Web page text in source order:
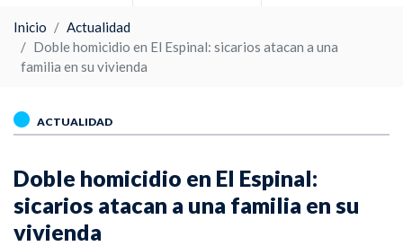
Inicio
Actualidad
Doble homicidio en El Espinal: sicarios atacan a una
familia en su vivienda
ACTUALIDAD
Doble homicidio en El Espinal:
sicarios atacan a una familia en su
vivienda